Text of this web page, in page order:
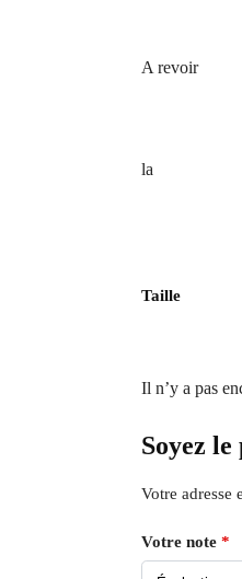
A revoir
la
Taille
Il n’y a pas
Soyez
Votre adresse
Votre note *